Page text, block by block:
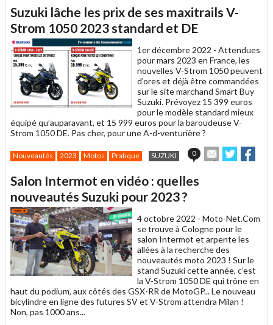
à
Suzuki lâche les prix de ses maxitrails V-
Strom 1050 2023 standard et DE
1er décembre 2022 - Attendues
pour mars 2023 en France, les
nouvelles V-Strom 1050 peuvent
d’ores et déjà être commandées
sur le site marchand Smart Buy
Suzuki. Prévoyez 15 399 euros
pour le modèle standard mieux
équipé qu’auparavant, et 15 999 euros pour la baroudeuse V-
Strom 1050 DE. Pas cher, pour une A-d-venturière ?
Nouveautés 2023 Motos Pratique SUZUKI 0
Envoyer
cet
Partager
sur sur
Salon Intermot en vidéo : quelles
nouveautés Suzuki pour 2023 ?
4 octobre 2022 - Moto-Net.Com
se trouve à Cologne pour le
salon Intermot et arpente les
allées à la recherche des
nouveautés moto 2023 ! Sur le
stand Suzuki cette année, c’est
la V-Strom 1050 DE qui trône en
haut du podium, aux côtés des GSX-RR de MotoGP... Le nouveau
bicylindre en ligne des futures SV et V-Strom attendra Milan !
Non, pas 1000 ans...